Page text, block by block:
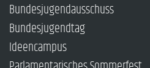
Bundesjugendausschuss
Bundesjugendtag
Ideencampus